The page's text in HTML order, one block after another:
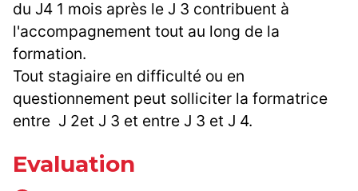
du J4 1 mois après le J 3 contribuent à
l'accompagnement tout au long de la
formation.
Tout stagiaire en difficulté ou en
questionnement peut solliciter la formatrice
entre J 2et J 3 et entre J 3 et J 4.
Evaluation